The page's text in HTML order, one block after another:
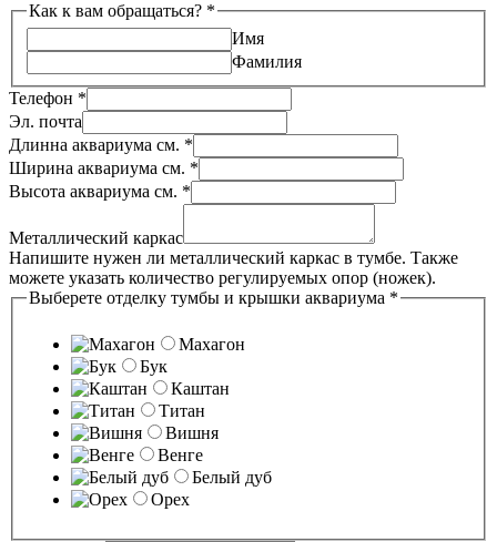
Как к вам обращаться? *
Имя
Фамилия
Телефон *
Эл. почта
Длинна аквариума см. *
Ширина аквариума см. *
Высота аквариума см. *
Металлический каркас
Напишите нужен ли металлический каркас в тумбе. Также
можете указать количество регулируемых опор (ножек).
Выберете отделку тумбы и крышки аквариума *
Махагон
Бук
Каштан
Титан
Вишня
Венге
Белый дуб
Орех